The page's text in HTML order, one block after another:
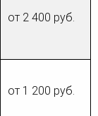
от 2 400 руб.
от 1 200 руб.